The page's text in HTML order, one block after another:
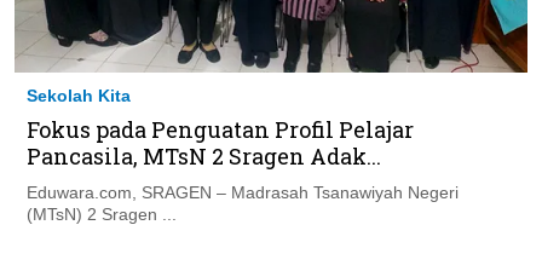
Ikuti Kami di:
Sekolah Kita
Fokus pada Penguatan Profil Pelajar
Pancasila, MTsN 2 Sragen Adak...
Eduwara.com, SRAGEN – Madrasah Tsanawiyah Negeri
(MTsN) 2 Sragen ...